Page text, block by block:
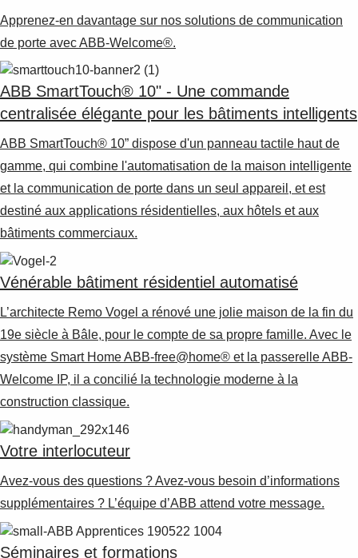
Apprenez-en davantage sur nos solutions de communication
de porte avec ABB-Welcome®.
ABB SmartTouch® 10" - Une commande
centralisée élégante pour les bâtiments intelligents
ABB SmartTouch® 10” dispose d'un panneau tactile haut de
gamme, qui combine l'automatisation de la maison intelligente
et la communication de porte dans un seul appareil, et est
destiné aux applications résidentielles, aux hôtels et aux
bâtiments commerciaux.
Vénérable bâtiment résidentiel automatisé
L’architecte Remo Vogel a rénové une jolie maison de la fin du
19e siècle à Bâle, pour le compte de sa propre famille. Avec le
système Smart Home ABB-free@home® et la passerelle ABB-
Welcome IP, il a concilié la technologie moderne à la
construction classique.
Votre interlocuteur
Avez-vous des questions ? Avez-vous besoin d’informations
supplémentaires ? L’équipe d’ABB attend votre message.
Séminaires et formations